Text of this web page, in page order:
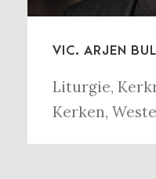
VIC. ARJEN
Liturgie,
Kerken,